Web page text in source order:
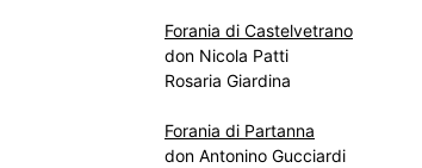
Forania di Castelvetrano
don Nicola Patti
Rosaria Giardina
Forania di Partanna
don Antonino Gucciardi